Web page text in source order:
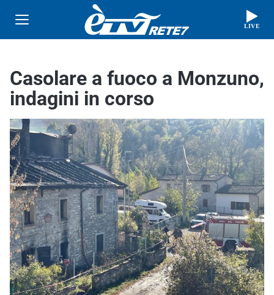
LIVE
Casolare a fuoco a Monzuno,
indagini in corso